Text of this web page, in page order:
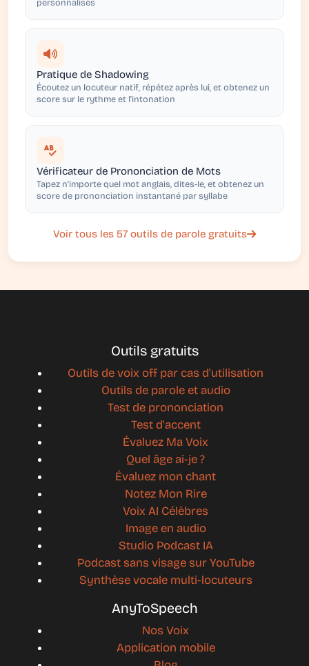
personnalisés
Pratique de Shadowing
Écoutez un locuteur natif, répétez après lui, et obtenez un
score sur le rythme et l'intonation
Vérificateur de Prononciation de Mots
Tapez n'importe quel mot anglais, dites-le, et obtenez un
score de prononciation instantané par syllabe
Voir tous les 57 outils de parole gratuits
Outils gratuits
Outils de voix off par cas d'utilisation
Outils de parole et audio
Test de prononciation
Test d'accent
Évaluez Ma Voix
Quel âge ai-je ?
Évaluez mon chant
Notez Mon Rire
Voix AI Célèbres
Image en audio
Studio Podcast IA
Podcast sans visage sur YouTube
Synthèse vocale multi-locuteurs
AnyToSpeech
Nos Voix
Application mobile